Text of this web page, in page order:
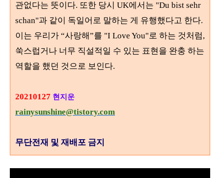
관없다는 뜻이다. 또한 당시 UK에서는 "Du bist sehr
schan"과 같이 독일어로 말하는 게 유행했다고 한다.
이는 우리가 “사랑해”를 "I Love You"로 하는 것처럼,
쑥스럽거나 너무 직설적일 수 있는 표현을 완충 하는
역할을 했던 것으로 보인다.
20210127 현지운
rainysunshine@tistory.com
무단전재 및 재배포 금지